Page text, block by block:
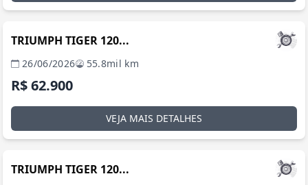
TRIUMPH TIGER 120...
26/06/2026 55.8mil km
R$ 62.900
VEJA MAIS DETALHES
TRIUMPH TIGER 120...